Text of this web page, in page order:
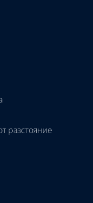
разстояние